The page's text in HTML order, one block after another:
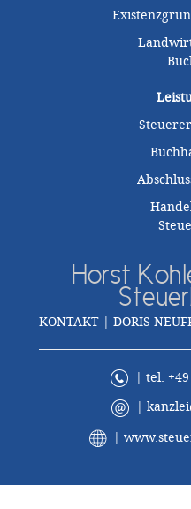
Horst
KONTAKT | DORIS
| tel.
|
|